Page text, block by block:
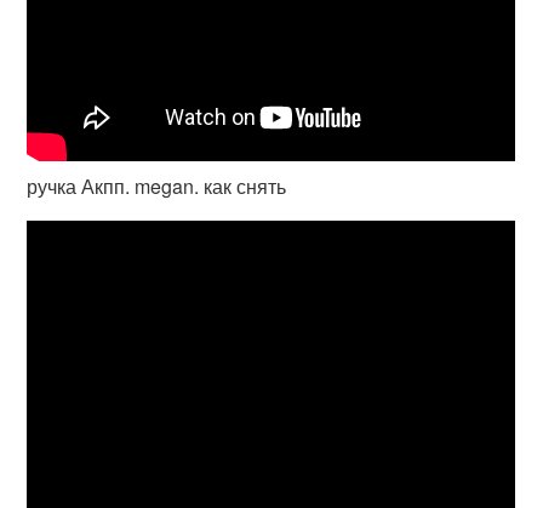
ручка Акпп. megan. как снять